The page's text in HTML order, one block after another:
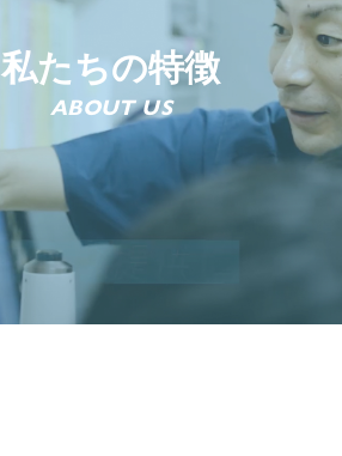
私たちの特徴
ABOUT US